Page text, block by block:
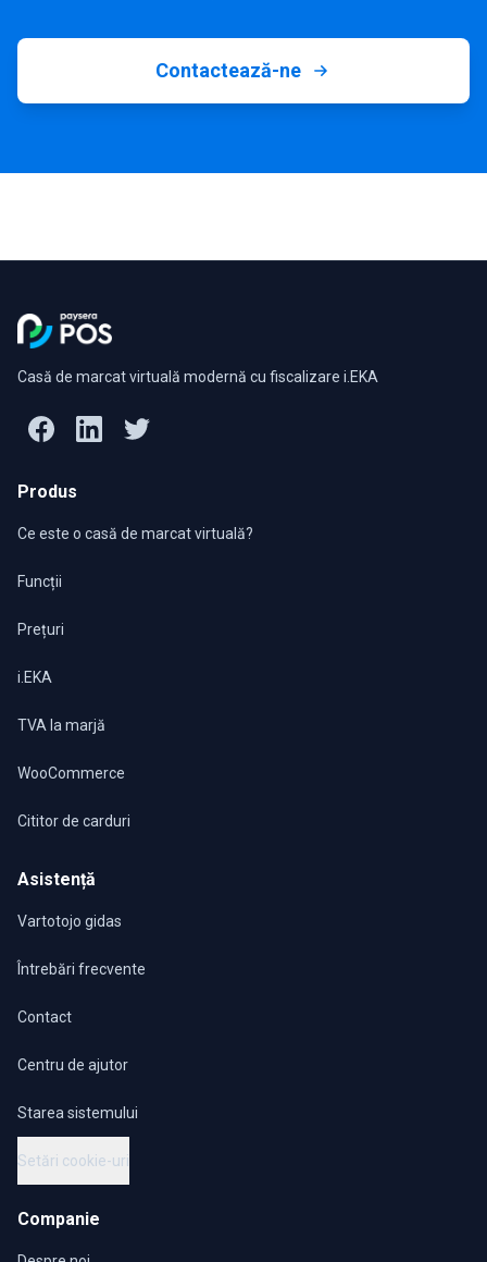
Contactează-ne
Casă de marcat virtuală modernă cu fiscalizare i.EKA
Produs
Ce este o casă de marcat virtuală?
Funcții
Prețuri
i.EKA
TVA la marjă
WooCommerce
Cititor de carduri
Asistență
Vartotojo gidas
Întrebări frecvente
Contact
Centru de ajutor
Starea sistemului
Setări cookie-uri
Companie